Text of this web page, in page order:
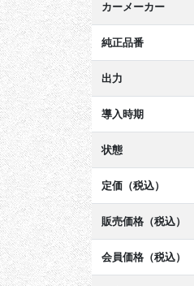
カーメーカー
純正品番
出力
導入時期
状態
定価（税込）
販売価格（税込）
会員価格（税込）